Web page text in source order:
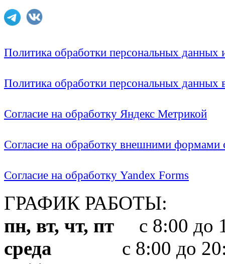
Политика обработки персональных
Политика обработки персональных
Согласие на обработку Яндекс Метрикой
Согласие на обработку внешними формами
Согласие на обработку Yandex Forms
ГРАФИК РАБОТЫ:
пн, вт, чт, пт с 8:00 до
среда с 8:00 до